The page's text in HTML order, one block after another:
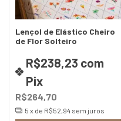
Lençol de Elástico Cheiro
de Flor Solteiro
R$264,70
R$238,23 com
Pix
5 x de R$52,94 sem juros